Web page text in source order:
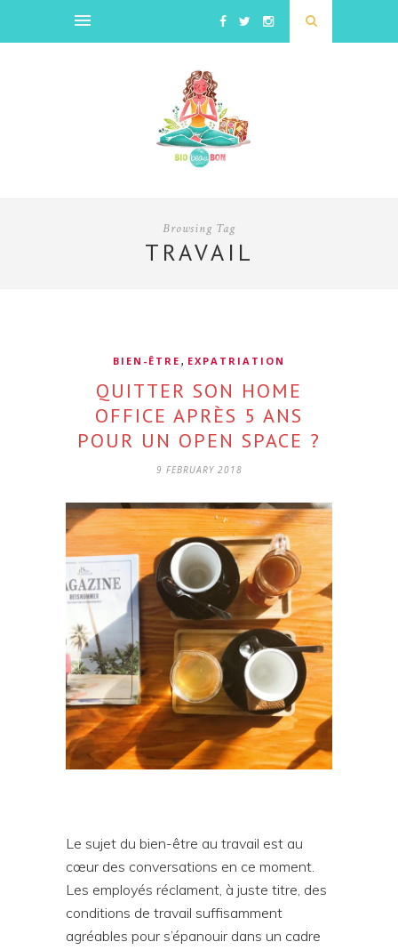
Browsing Tag
TRAVAIL
BIEN-ÊTRE , EXPATRIATION
QUITTER SON HOME
OFFICE APRÈS 5 ANS
POUR UN OPEN SPACE ?
9 FEBRUARY 2018
Le sujet du bien-être au travail est au
cœur des conversations en ce moment.
Les employés réclament, à juste titre, des
conditions de travail suffisamment
agréables pour s’épanouir dans un cadre